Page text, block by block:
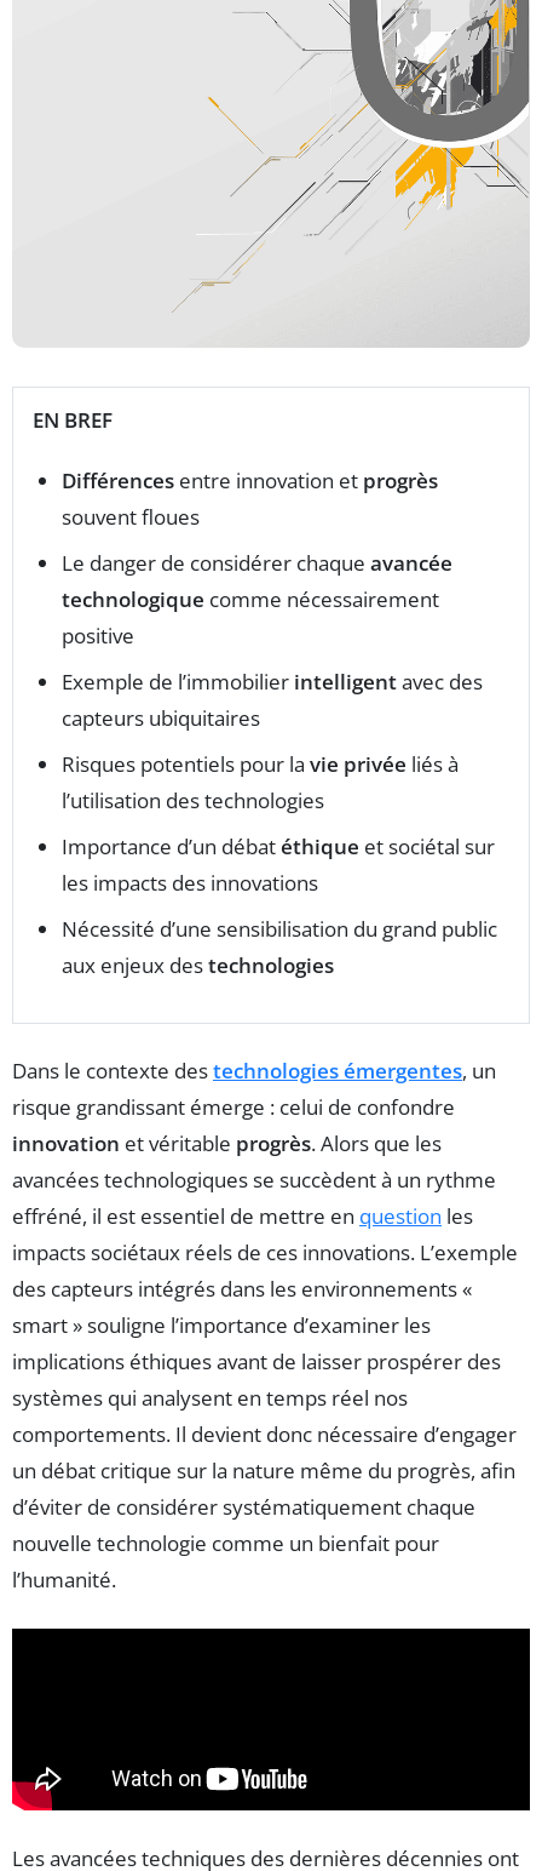
EN BREF
Différences entre innovation et progrès
souvent floues
Le danger de considérer chaque avancée
technologique comme nécessairement
positive
Exemple de l’immobilier intelligentavec des
capteurs ubiquitaires
Risques potentiels pour la vie privée liés à
l’utilisation des technologies
Importance d’un débatéthique et sociétal sur
les impacts des innovations
Nécessité d’une sensibilisation du grand public
aux enjeux destechnologies
Dans le contexte destechnologies émergentes, un
risque grandissant émerge : celui de confondre
innovation et véritable progrès. Alors que les
avancées technologiques se succèdent à un rythme
effréné, il est essentiel de mettre en question les
impacts sociétaux réels de ces innovations. L’exemple
des capteurs intégrés dans les environnements «
smart » souligne l’importance d’examiner les
implications éthiques avant de laisser prospérer des
systèmes qui analysent en temps réel nos
comportements. Il devient donc nécessaire d’engager
un débat critique sur la nature même du progrès, afin
d’éviter de considérer systématiquement chaque
nouvelle technologie comme un bienfait pour
l’humanité.
Les avancées techniques des dernières décennies ont